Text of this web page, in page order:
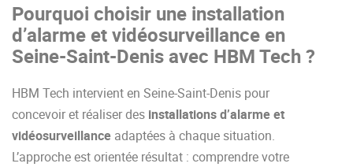
Pourquoi choisir une installation
d’alarme et vidéosurveillance en
Seine-Saint-Denis avec HBM Tech ?
HBM Tech intervient en Seine-Saint-Denis pour
concevoir et réaliser des installations d’alarme et
vidéosurveillance adaptées à chaque situation.
L’approche est orientée résultat : comprendre votre